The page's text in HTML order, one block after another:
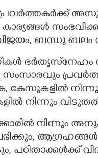
ബന്ധു ബലം
ഭർതൃസ്‌നേഹം
സംസാരവും
കേസുകളിൽ നിന്നും
നിന്നും വിടുതൽ
നിന്നും
ആഗ്രഹങ്ങൾ
പഠിതാക്കൾക്ക്